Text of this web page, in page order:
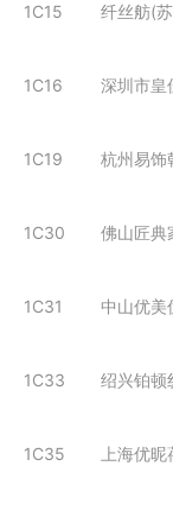
1C15 纤丝舫(
1C16 深圳市皇
1C19 杭州易饰
1C30 佛山匠典
1C31 中山优美
1C33 绍兴铂顿
1C35 上海优